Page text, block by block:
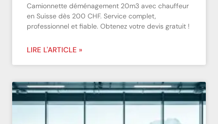
Camionnette déménagement 20m3 avec chauffeur
en Suisse dès 200 CHF. Service complet,
professionnel et fiable. Obtenez votre devis gratuit !
LIRE L'ARTICLE »